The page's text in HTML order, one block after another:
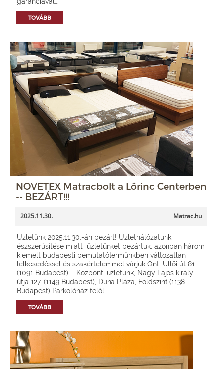
TOVÁBB
NOVETEX Matracbolt a Lőrinc Centerben
-- BEZÁRT!!!
2025.11.30. Matrac.hu
Üzletünk 2025.11.30.-án bezárt! Üzlethálózatunk
észszerűsítése miatt üzletünket bezártuk, azonban három
kiemelt budapesti bemutatótermünkben változatlan
lelkesedéssel és szakértelemmel várjuk Önt: Üllői út 81.
(1091 Budapest) – Központi üzletünk, Nagy Lajos király
útja 127. (1149 Budapest), Duna Pláza, Földszint (1138
Budapest) Parkolóház felől
TOVÁBB